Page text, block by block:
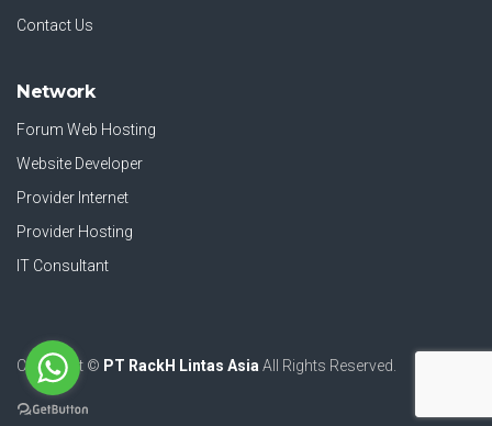
Contact Us
Network
Forum Web Hosting
Website Developer
Provider Internet
Provider Hosting
IT Consultant
Copyright © PT RackH Lintas Asia All Rights Reserved.